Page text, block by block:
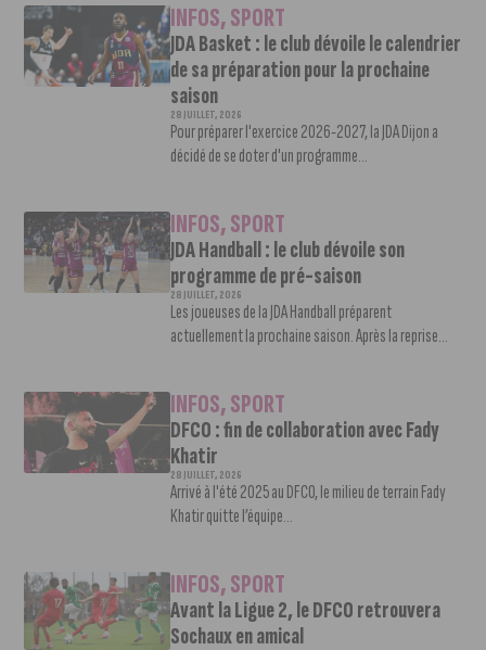
INFOS,SPORT
JDA Basket : le club dévoile le calendrier
de sa préparation pour la prochaine
saison
28 JUILLET, 2026
Pour préparer l'exercice 2026-2027, la JDA Dijon a
décidé de se doter d'un programme...
INFOS,SPORT
JDA Handball : le club dévoile son
programme de pré-saison
28 JUILLET, 2026
Les joueuses de la JDA Handball préparent
actuellement la prochaine saison. Après la reprise...
INFOS,SPORT
DFCO : fin de collaboration avec Fady
Khatir
28 JUILLET, 2026
Arrivé à l'été 2025 au DFCO, le milieu de terrain Fady
Khatir quitte l’équipe...
INFOS,SPORT
Avant la Ligue 2, le DFCO retrouvera
Sochaux en amical